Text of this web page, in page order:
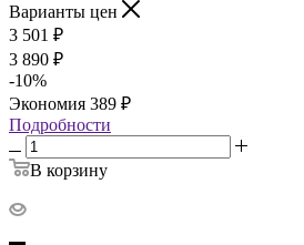
Варианты цен
3 501 ₽
3 890 ₽
-10%
Экономия 389 ₽
Подробности
В корзину